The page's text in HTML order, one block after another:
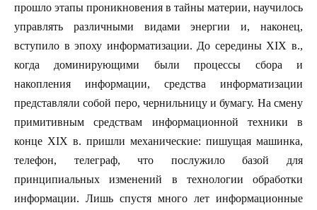
прошло этапы проникновения в тайны материи, научилось
управлять различными видами энергии и, наконец,
вступило в эпоху информатизации. До середины XIX в.,
когда доминирующими были процессы сбора и
накопления информации, средства информатизации
представляли собой перо, чернильницу и бумагу. На смену
примитивным средствам информационной техники в
конце XIX в. пришли механические: пишущая машинка,
телефон, телеграф, что послужило базой для
принципиальных изменений в технологии обработки
информации. Лишь спустя много лет информационные